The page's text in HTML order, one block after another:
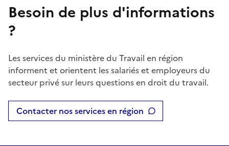
Besoin de plus d'informations
?
Les services du ministère du Travail en région
informent et orientent les salariés et employeurs du
secteur privé sur leurs questions en droit du travail.
Contacter nos services en région